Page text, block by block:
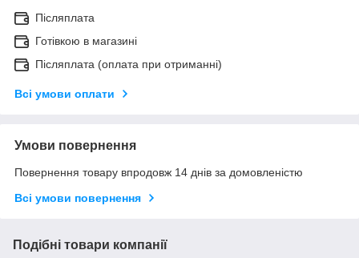
Післяплата
Готівкою в магазині
Післяплата (оплата при отриманні)
Всі умови оплати
Умови повернення
Повернення товару впродовж 14 днів за домовленістю
Всі умови повернення
Подібні товари компанії